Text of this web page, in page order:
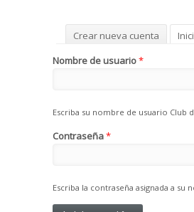
Solapas principales
Crear nueva cuenta
Solicitar una nueva
Nombre de usuario*
Escriba su nombre de usuario Club
Contraseña*
Escriba la contraseña asignada a su